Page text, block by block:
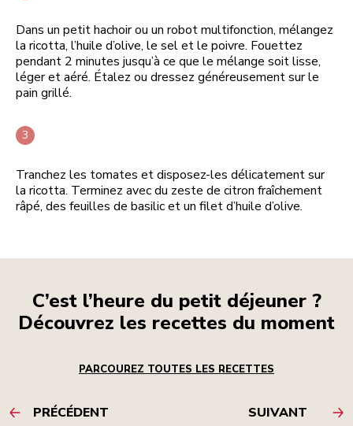
Dans un petit hachoir ou un robot multifonction, mélangez
la ricotta, l’huile d’olive, le sel et le poivre. Fouettez
pendant 2 minutes jusqu’à ce que le mélange soit lisse,
léger et aéré. Étalez ou dressez généreusement sur le
pain grillé.
Tranchez les tomates et disposez-les délicatement sur
la ricotta. Terminez avec du zeste de citron fraîchement
râpé, des feuilles de basilic et un filet d’huile d’olive.
C’est l’heure du petit déjeuner ?
Découvrez les recettes du moment
PARCOUREZ TOUTES LES RECETTES
PRÉCÉDENT SUIVANT